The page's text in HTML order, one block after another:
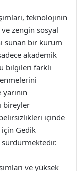
teknolojinin
zengin sosyal
sunan bir kurum
akademik
bilgileri farklı
bireyler
içinde
Gedik
ve yüksek